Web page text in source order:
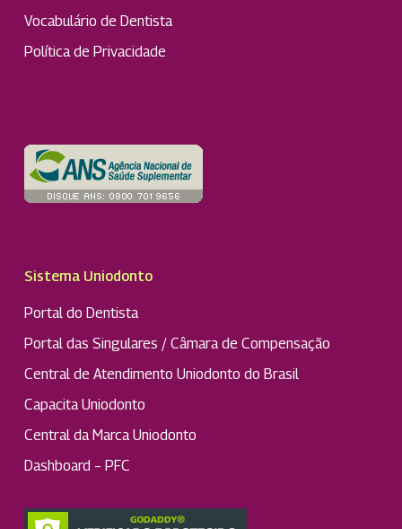
Vocabulário de Dentista
Política de Privacidade
Sistema Uniodonto
Portal do Dentista
Portal das Singulares / Câmara de Compensação
Central de Atendimento Uniodonto do Brasil
Capacita Uniodonto
Central da Marca Uniodonto
Dashboard – PFC